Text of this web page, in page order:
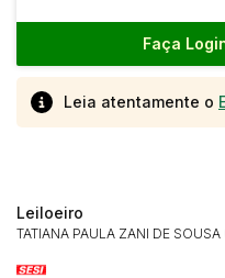
Faça
Leia atentamente o
Leiloeiro
TATIANA PAULA ZANI DE SOUSA